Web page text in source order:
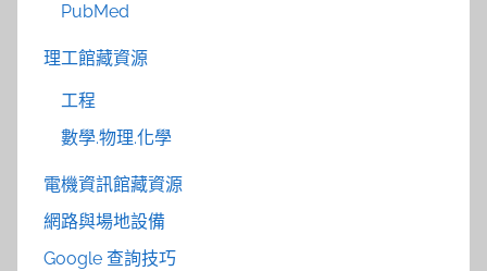
PubMed
理工館藏資源
工程
數學.物理.化學
電機資訊館藏資源
網路與場地設備
Google 查詢技巧